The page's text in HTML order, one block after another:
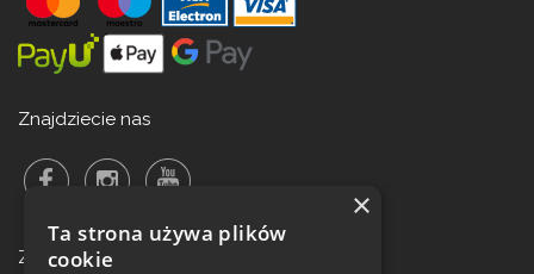
Znajdziecie nas
Zalogowanie do newsletteru!
×
Ta strona używa plików
cookie